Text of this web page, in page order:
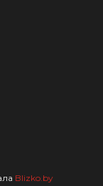
Blizko.by